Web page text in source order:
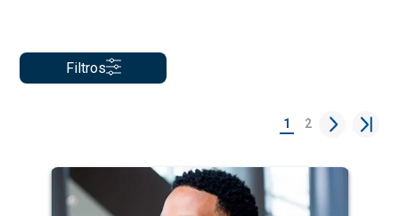
Filtros
1 2